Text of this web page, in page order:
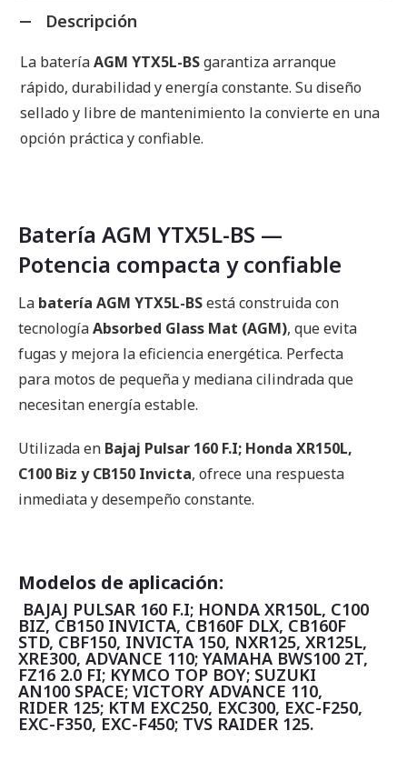
Descripción
La bateríaAGM YTX5L-BSgarantiza arranque
rápido, durabilidad y energía constante. Su diseño
sellado y libre de mantenimiento la convierte en una
opción práctica y confiable.
Batería AGM YTX5L-BS —
Potencia compacta y confiable
La batería AGM YTX5L-BSestá construida con
tecnologíaAbsorbed Glass Mat (AGM), que evita
fugas y mejora la eficiencia energética. Perfecta
para motos de pequeña y mediana cilindrada que
necesitan energía estable.
Utilizada en Bajaj Pulsar 160 F.I; Honda XR150L,
C100 Biz y CB150 Invicta, ofrece una respuesta
inmediata y desempeño constante.
Modelos de aplicación:
BAJAJ PULSAR 160 F.I; HONDA XR150L, C100
BIZ, CB150 INVICTA, CB160F DLX, CB160F
STD, CBF150, INVICTA 150, NXR125, XR125L,
XRE300, ADVANCE 110; YAMAHA BWS100 2T,
FZ16 2.0 FI; KYMCO TOP BOY; SUZUKI
AN100 SPACE; VICTORY ADVANCE 110,
RIDER 125; KTM EXC250, EXC300, EXC-F250,
EXC-F350, EXC-F450; TVS RAIDER 125.